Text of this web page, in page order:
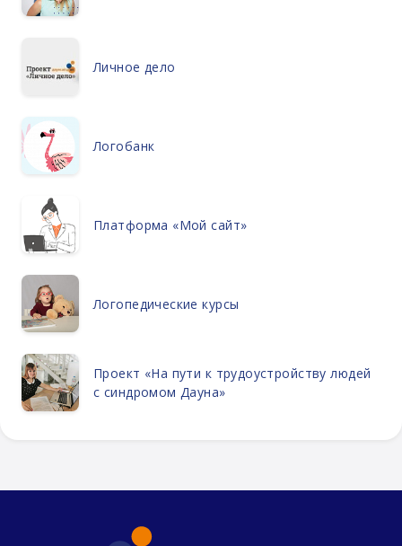
Личное дело
Логобанк
Платформа «Мой сайт»
Логопедические курсы
Проект «На пути к трудоустройству людей
с синдромом Дауна»